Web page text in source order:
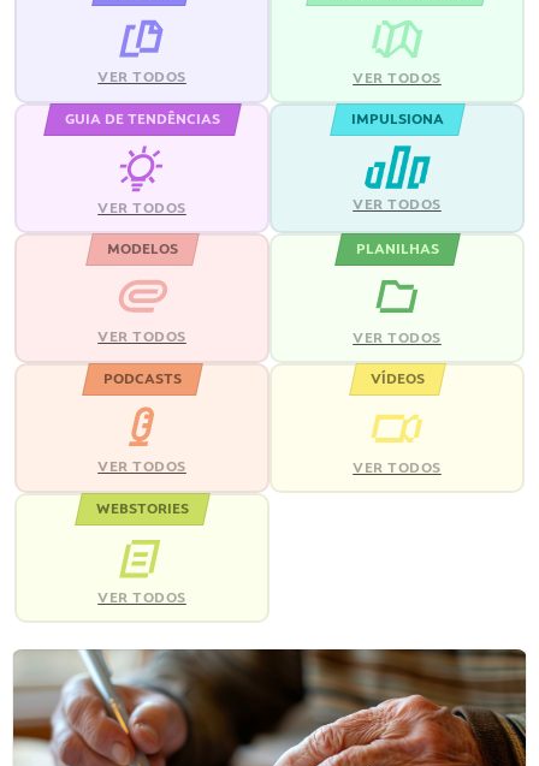
VER TODOS VER TODOS
GUIA DE TENDÊNCIAS
VER TODOS
IMPULSIONA
VER TODOS
MODELOS
VER TODOS
PLANILHAS
VER TODOS
PODCASTS
VER TODOS
VÍDEOS
VER TODOS
WEBSTORIES
VER TODOS